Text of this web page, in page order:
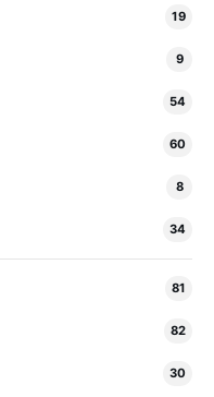
19
9
54
60
8
34
81
82
30